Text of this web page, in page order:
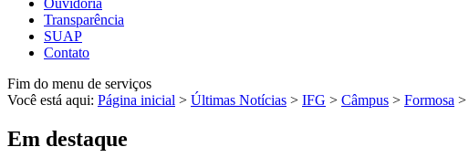
Transparência
SUAP
Contato
Fim do menu de serviços
Você está aqui: Página inicial > Últimas Notícias > IFG > Câmpus > Formosa >
Em destaque